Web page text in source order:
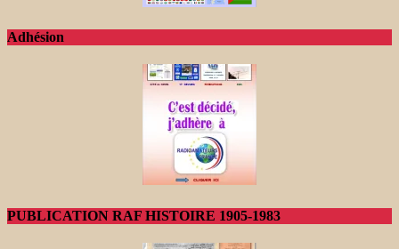
Adhésion
PUBLICATION RAF HISTOIRE 1905-1983